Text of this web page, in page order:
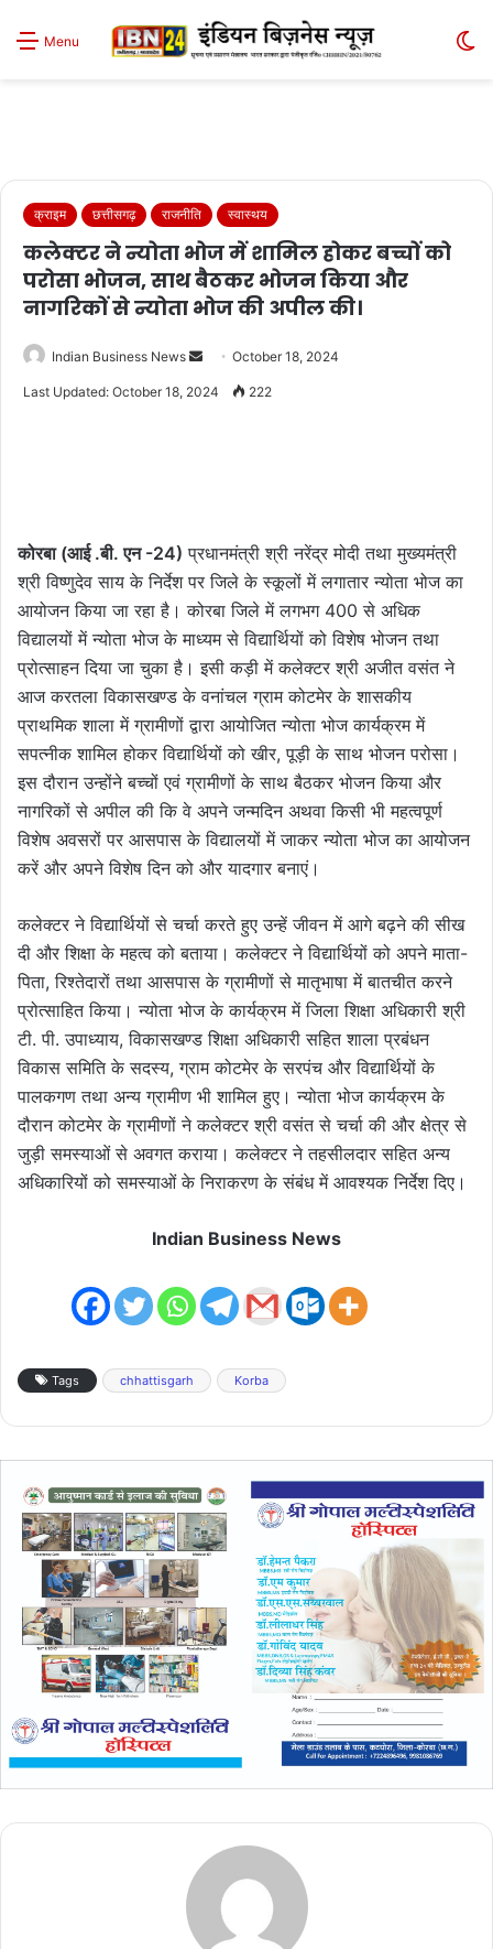
Menu
क्राइम छत्तीसगढ़ राजनीति स्वास्थय
कलेक्टर ने न्योता भोज में शामिल होकर बच्चों को
परोसा भोजन, साथ बैठकर भोजन किया और
नागरिकों से न्योता भोज की अपील की।
Indian Business News
SendOctober 18, 2024
Last Updated: October 18, 2024 222
कोरबा (आई .बी. एन -24) प्रधानमंत्री श्री नरेंद्र मोदी तथा मुख्यमंत्री
श्री विष्णुदेव साय के निर्देश पर जिले के स्कूलों में लगातार न्योता भोज का
आयोजन किया जा रहा है। कोरबा जिले में लगभग 400 से अधिक
विद्यालयों में न्योता भोज के माध्यम से विद्यार्थियों को विशेष भोजन तथा
प्रोत्साहन दिया जा चुका है। इसी कड़ी में कलेक्टर श्री अजीत वसंत ने
आज करतला विकासखण्ड के वनांचल ग्राम कोटमेर के शासकीय
प्राथमिक शाला में ग्रामीणों द्वारा आयोजित न्योता भोज कार्यक्रम में
सपत्नीक शामिल होकर विद्यार्थियों को खीर, पूड़ी के साथ भोजन परोसा।
इस दौरान उन्होंने बच्चों एवं ग्रामीणों के साथ बैठकर भोजन किया और
नागरिकों से अपील की कि वे अपने जन्मदिन अथवा किसी भी महत्वपूर्ण
विशेष अवसरों पर आसपास के विद्यालयों में जाकर न्योता भोज का आयोजन
करें और अपने विशेष दिन को और यादगार बनाएं।
कलेक्टर ने विद्यार्थियों से चर्चा करते हुए उन्हें जीवन में आगे बढ़ने की सीख
दी और शिक्षा के महत्व को बताया। कलेक्टर ने विद्यार्थियों को अपने माता-
पिता, रिश्तेदारों तथा आसपास के ग्रामीणों से मातृभाषा में बातचीत करने
प्रोत्साहित किया। न्योता भोज के कार्यक्रम में जिला शिक्षा अधिकारी श्री
टी. पी. उपाध्याय, विकासखण्ड शिक्षा अधिकारी सहित शाला प्रबंधन
विकास समिति के सदस्य, ग्राम कोटमेर के सरपंच और विद्यार्थियों के
पालकगण तथा अन्य ग्रामीण भी शामिल हुए। न्योता भोज कार्यक्रम के
दौरान कोटमेर के ग्रामीणों ने कलेक्टर श्री वसंत से चर्चा की और क्षेत्र से
जुड़ी समस्याओं से अवगत कराया। कलेक्टर ने तहसीलदार सहित अन्य
अधिकारियों को समस्याओं के निराकरण के संबंध में आवश्यक निर्देश दिए।
Indian Business News
Tags chhattisgarh Korba